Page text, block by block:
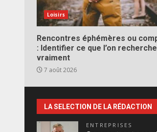
Loisirs
Rencontres éphémères ou
: Identifier ce que l’on recherche
vraiment
7 août 2026
LA SELECTION DE LA RÉDACTION
ENTREPRISES